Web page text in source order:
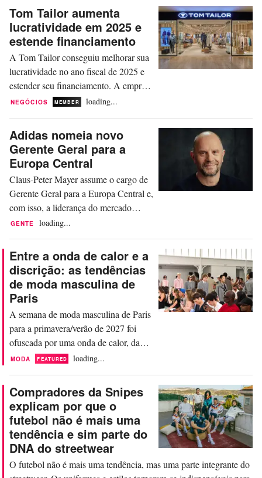
gigante com piercings e olhos
vermelhos, ao lado da qual repousam
duas mãos tatuadas com unhas
pintadas. A responsável por esta
instalação punk é a artista
multidisciplinar MLMA,...
Tom Tailor aumenta
lucratividade em 2025 e
estende financiamento
A Tom Tailor conseguiu melhorar sua
lucratividade no ano fiscal de 2025 e
estender seu financiamento. A empresa
de vestuário de Hamburgo alcançou
abaixo do resultado do ano anterior,
conforme um comunicado divulgado
na quinta-feira, 9 de julho. Em 2024, a
empresa obteve uma...
NEGÓCIOS MEMBER loading...
Adidas nomeia novo
Gerente Geral para a
Europa Central
Claus-Peter Mayer assume o cargo de
Gerente Geral para a Europa Central e,
com isso, a liderança do mercado
alemão. Mayer assume sua nova
anunciou a fabricante de artigos
esportivos de Herzogenaurach na
quarta-feira, 8 de julho. Ele vem da
própria empresa e trabalha para a
Adidas há mais de 30 anos,
ocupando...
GENTE loading...
Entre a onda de calor e a
discrição: as tendências
de moda masculina de
Paris
A semana de moda masculina de Paris
para a primavera/verão de 2027 foi
ofuscada por uma onda de calor, da
qual poucos momentos se destacaram
guarda-sóis, bem como em uma onda
artificial com praia de areia na Louis
Vuitton. Mas enquanto a maison
francesa, sob a direção...
MODA FEATURED loading...
Compradores da Snipes
explicam por que o
futebol não é mais uma
tendência e sim parte do
DNA do streetwear
O futebol não é mais uma tendência, mas uma parte integrante do